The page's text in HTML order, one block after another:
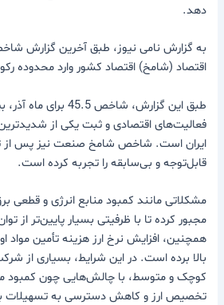
دهد.
به گزارش نامی نیوز، طبق آخرین گزارش
اقتصاد (شامخ) اقتصاد کشور وارد محدوده
طبق این گزارش، شاخص
فعالیت‌های اقتصادی و ثبت یکی از
ایران است. شاخص شامخ صنعت نیز پس از
قابل‌توجه و بی‌سابقه را تجربه کرده است.
مشکلاتی مانند کمبود منابع انرژی و قطعی
مجبور کرده تا با ظرفیتی بسیار پایین‌تر از
همچنین، افزایش نرخ ارز هزینه تأمین مواد
بالا برده است. در این شرایط، بسیاری از
کوچک و متوسط، با چالش‌هایی چون کمبود
تخصیص ارز و کاهش دسترسی به تسهیلات